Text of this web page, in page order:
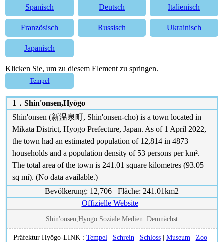
Spanisch Deutsch Italienisch
Französisch Russisch Ukrainisch
Japanisch
Klicken Sie, um zu diesem Element zu springen.
Tempel
1． Shin'onsen,Hyōgo
Shin'onsen (新温泉町, Shin'onsen-chō) is a town located in
Mikata District, Hyōgo Prefecture, Japan. As of 1 April 2022,
the town had an estimated population of 12,814 in 4873
households and a population density of 53 persons per km².
The total area of the town is 241.01 square kilometres (93.05
sq mi). (No data available.)
Bevölkerung: 12,706 Fläche: 241.01km2
Offizielle Website
Shin'onsen,Hyōgo Soziale Medien: Demnächst
Präfektur Hyōgo-LINK : Tempel | Schrein | Schloss| Museum | Zoo|